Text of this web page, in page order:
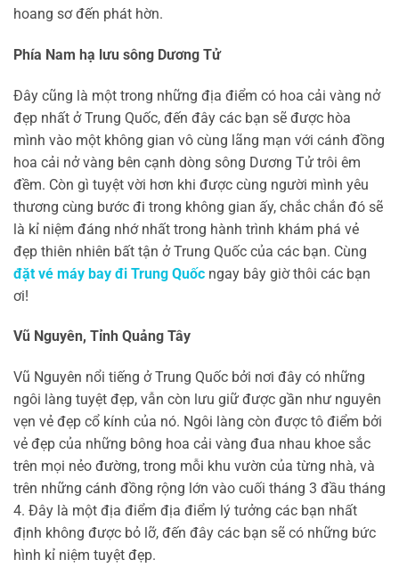
hoang sơ đến phát hờn.
Phía Nam hạ lưu sông Dương Tử
Đây cũng là một trong những địa điểm có hoa cải vàng nở
đẹp nhất ở Trung Quốc, đến đây các bạn sẽ được hòa
mình vào một không gian vô cùng lãng mạn với cánh đồng
hoa cải nở vàng bên cạnh dòng sông Dương Tử trôi êm
đềm. Còn gì tuyệt vời hơn khi được cùng người mình yêu
thương cùng bước đi trong không gian ấy, chắc chắn đó sẽ
là kỉ niệm đáng nhớ nhất trong hành trình khám phá vẻ
đẹp thiên nhiên bất tận ở Trung Quốc của các bạn. Cùng
đặt vé máy bay đi Trung Quốc ngay bây giờ thôi các bạn
ơi!
Vũ Nguyên, Tỉnh Quảng Tây
Vũ Nguyên nổi tiếng ở Trung Quốc bởi nơi đây có những
ngôi làng tuyệt đẹp, vẫn còn lưu giữ được gần như nguyên
vẹn vẻ đẹp cổ kính của nó. Ngôi làng còn được tô điểm bởi
vẻ đẹp của những bông hoa cải vàng đua nhau khoe sắc
trên mọi nẻo đường, trong mỗi khu vườn của từng nhà, và
trên những cánh đồng rộng lớn vào cuối tháng 3 đầu tháng
4. Đây là một địa điểm địa điểm lý tưởng các bạn nhất
định không được bỏ lỡ, đến đây các bạn sẽ có những bức
hình kỉ niệm tuyệt đẹp.